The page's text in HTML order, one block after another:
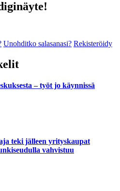
Unohditko salasanasi? Rekisteröidy
– työt jo käynnissä
teki jälleen yrityskaupat
vahvistuu